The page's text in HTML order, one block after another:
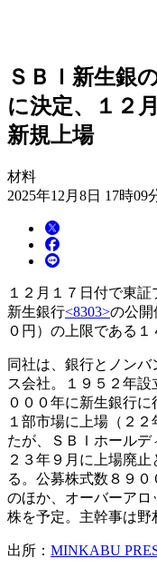
ＳＢＩ新生銀
に決定、１２
新規上場
材料
2025年12月8日 17時09
１２月１７日付で東
新生銀行<8303>の公開
０円）の上限である１
同社は、銀行とノン
ス会社。１９５２年
０００年に新生銀行
１部市場に上場（２
たが、ＳＢＩホールデ
２３年９月に上場廃
る。公募株式数８９
のほか、オーバーア
株を予定。主幹事は野
出所： MINKABU